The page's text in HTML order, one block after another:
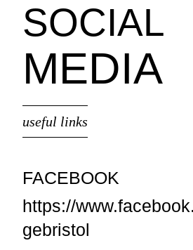
SOCIAL
MEDIA
useful links
FACEBOOK
https://
gebristol